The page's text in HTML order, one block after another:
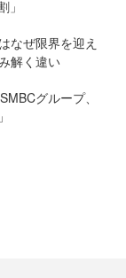
」
なぜ限界を迎え
解く違い
グループ、